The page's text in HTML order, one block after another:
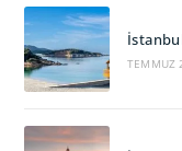
TEMMUZ